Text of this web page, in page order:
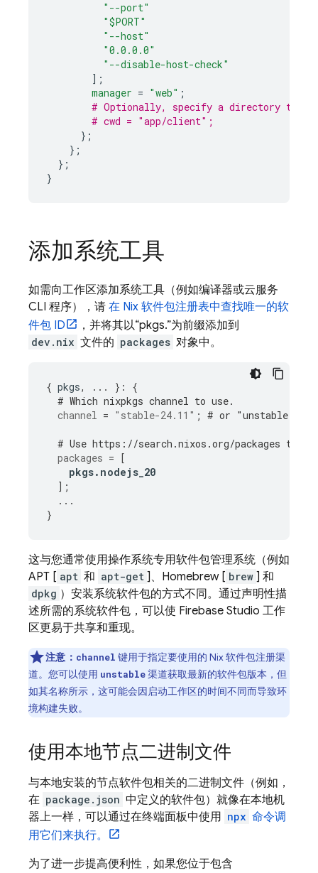
"--port"
"$PORT"
"--host"
"0.0.0.0"
"--disable-host-check"
];
manager = "web" ;
# Optionally, specify a directory that
# cwd = "app/client";
};
};
};
}
添加系统工具
如需向工作区添加系统工具（例如编译器或云服务
CLI 程序），请 在 Nix 软件包注册表中查找唯一的软
件包 ID
，并将其以“pkgs.”为前缀添加到
dev.nix 文件的 packages 对象中。
{ pkgs, ... }:
{
# Which nixpkgs channel to use.
channel = "stable-24.11" ; # or "unstable"
# Use https://search.nixos.org/packages to
packages = [
pkgs. nodejs_20
];
...
}
这与您通常使用操作系统专用软件包管理系统（例如
APT [ apt 和 apt-get ]、Homebrew [ brew ] 和
dpkg ）安装系统软件包的方式不同。通过声明性描
述所需的系统软件包，可以使 Firebase Studio 工作
区更易于共享和重现。
注意： channel 键用于指定要使用的 Nix 软件包注册渠
道。您可以使用 unstable渠道获取最新的软件包版本，但
如其名称所示，这可能会因启动工作区的时间不同而导致环
境构建失败。
使用本地节点二进制文件
与本地安装的节点软件包相关的二进制文件（例如，
在 package.json 中定义的软件包）就像在本地机
器上一样，可以通过在终端面板中使用 npx 命令调
用它们来执行。
为了进一步提高便利性，如果您位于包含